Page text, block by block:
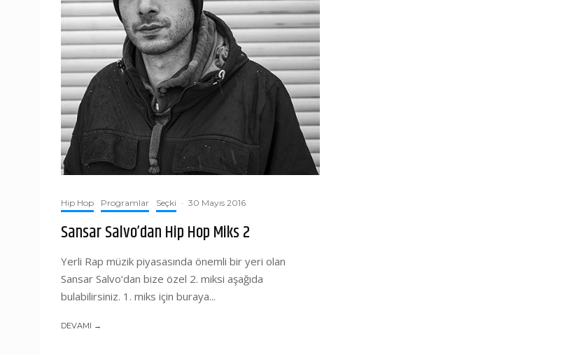
Hip Hop Programlar Seçki · 30 Mayıs 2016
Sansar Salvo’dan Hip Hop Miks 2
Yerli Rap müzik piyasasında önemli bir yeri olan
Sansar Salvo‘dan bize özel 2. miksi aşağıda
bulabilirsiniz. 1. miks için buraya...
DEVAMI →